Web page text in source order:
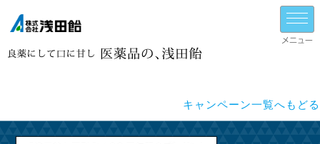
キャンペーン一覧へもどる